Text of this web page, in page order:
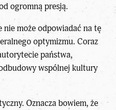
ogromną presją.
nie może odpowiadać na tę
optymizmu. Coraz
państwa,
wspólnej kultury
Oznacza bowiem, że